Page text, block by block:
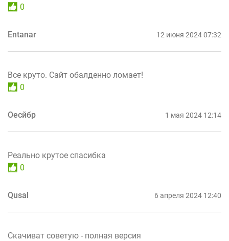
0
Entanar 12 июня 2024 07:32
Все круто. Сайт обалденно ломает!
0
Оесйбр 1 мая 2024 12:14
Реально крутое спасибка
0
Qusal 6 апреля 2024 12:40
Скачиват советую - полная версия